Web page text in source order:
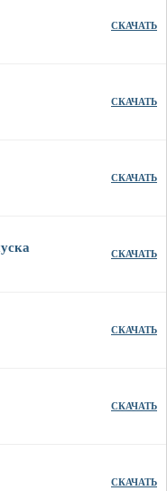
СКАЧАТЬ
СКАЧАТЬ
СКАЧАТЬ
СКАЧАТЬ
СКАЧАТЬ
СКАЧАТЬ
СКАЧАТЬ